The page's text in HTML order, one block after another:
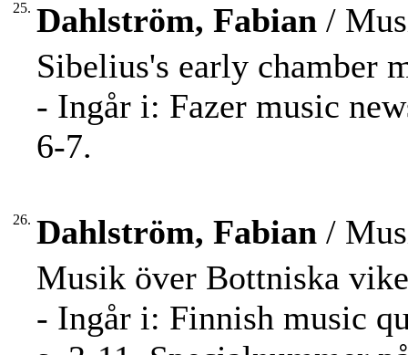
25. Dahlström, Fabian /
Sibelius's early chamber
- Ingår i: Fazer music
6-7.
26. Dahlström, Fabian /
Musik över Bottniska
- Ingår i: Finnish music